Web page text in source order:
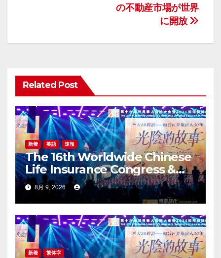
ビ
ー
ョ
ン
の不動産市場が世界
に開放
Related Post
新着 英語 速報
The 16th Worldwide Chinese
Life Insurance Congress &
2026 International Dragon
Award (IDA) Annual
Conference Grandly Held
8月 9, 2026
新着 繁体字